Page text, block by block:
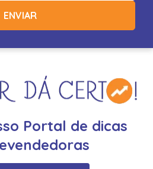
ENVIAR
Portal de dicas